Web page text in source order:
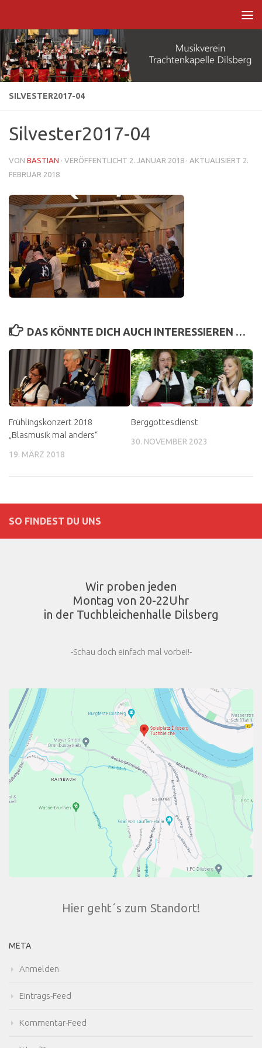
SILVESTER2017-04
Silvester2017-04
VON BASTIAN · VERÖFFENTLICHT 2. JANUAR 2018 · AKTUALISIERT 2.
FEBRUAR 2018
DAS KÖNNTE DICH AUCH INTERESSIEREN …
Frühlingskonzert 2018
„Blasmusik mal anders“
19. MÄRZ 2018
Berggottesdienst
30. NOVEMBER 2023
SO FINDEST DU UNS
Wir proben jeden
Montag von 20-22Uhr
in der Tuchbleichenhalle Dilsberg
-Schau doch einfach mal vorbei!-
Hier geht´s zum Standort!
META
Anmelden
Eintrags-Feed
Kommentar-Feed